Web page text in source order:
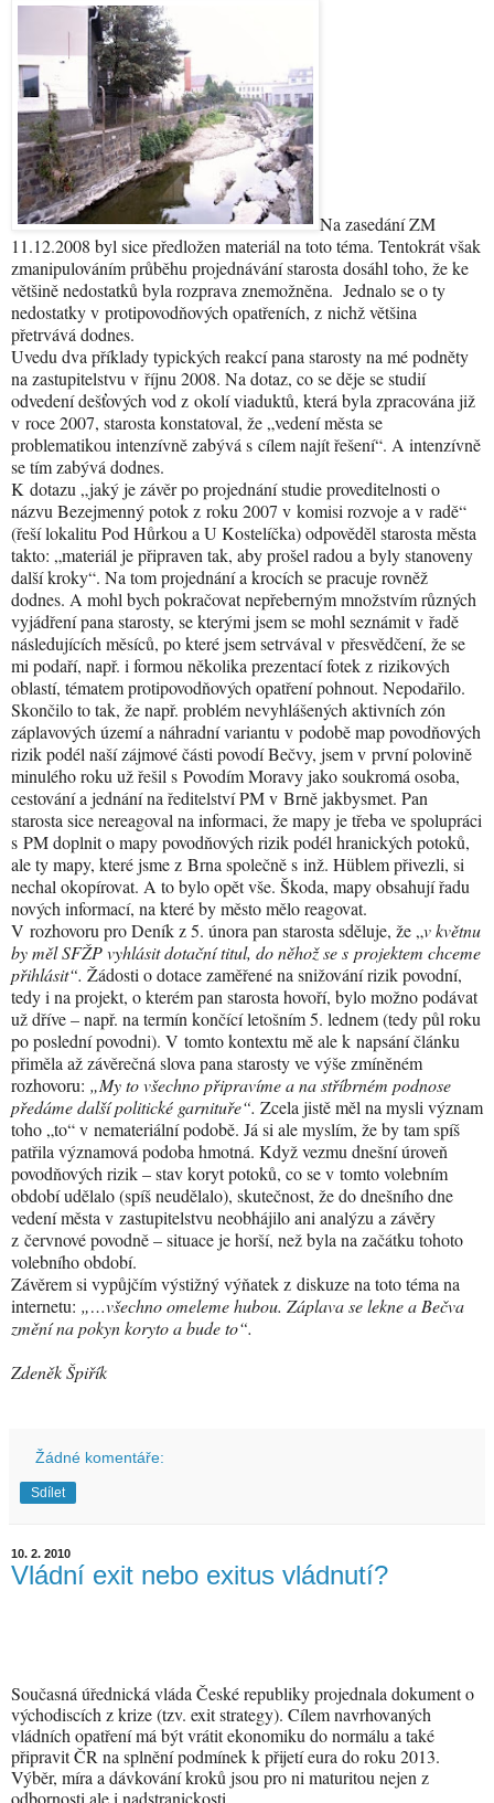
Na zasedání ZM
11.12.2008 byl sice předložen materiál na toto téma. Tentokrát však
zmanipulováním průběhu projednávání starosta dosáhl toho, že ke
většině nedostatků byla rozprava znemožněna. Jednalo se o ty
nedostatky v protipovodňových opatřeních, z nichž většina
přetrvává dodnes.
Uvedu dva příklady typických reakcí pana starosty na mé podněty
na zastupitelstvu v říjnu 2008. Na dotaz, co se děje se studií
odvedení dešťových vod z okolí viaduktů, která byla zpracována již
v roce 2007, starosta konstatoval, že „vedení města se
problematikou intenzívně zabývá s cílem najít řešení“. A intenzívně
se tím zabývá dodnes.
K dotazu „jaký je závěr po projednání studie proveditelnosti o
názvu Bezejmenný potok z roku 2007 v komisi rozvoje a v radě“
(řeší lokalitu Pod Hůrkou a U Kostelíčka) odpověděl starosta města
takto: „materiál je připraven tak, aby prošel radou a byly stanoveny
další kroky“. Na tom projednání a krocích se pracuje rovněž
dodnes. A mohl bych pokračovat nepřeberným množstvím různých
vyjádření pana starosty, se kterými jsem se mohl seznámit v řadě
následujících měsíců, po které jsem setrvával v přesvědčení, že se
mi podaří, např. i formou několika prezentací fotek z rizikových
oblastí, tématem protipovodňových opatření pohnout. Nepodařilo.
Skončilo to tak, že např. problém nevyhlášených aktivních zón
záplavových území a náhradní variantu v podobě map povodňových
rizik podél naší zájmové části povodí Bečvy, jsem v první polovině
minulého roku už řešil s Povodím Moravy jako soukromá osoba,
cestování a jednání na ředitelství PM v Brně jakbysmet. Pan
starosta sice nereagoval na informaci, že mapy je třeba ve spolupráci
s PM doplnit o mapy povodňových rizik podél hranických potoků,
ale ty mapy, které jsme z Brna společně s inž. Hüblem přivezli, si
nechal okopírovat. A to bylo opět vše. Škoda, mapy obsahují řadu
nových informací, na které by město mělo reagovat.
V rozhovoru pro Deník z 5. února pan starosta sděluje, že „v květnu
by měl SFŽP vyhlásit dotační titul, do něhož se s projektem chceme
přihlásit“. Žádosti o dotace zaměřené na snižování rizik povodní,
tedy i na projekt, o kterém pan starosta hovoří, bylo možno podávat
už dříve – např. na termín končící letošním 5. lednem (tedy půl roku
po poslední povodni). V tomto kontextu mě ale k napsání článku
přiměla až závěrečná slova pana starosty ve výše zmíněném
rozhovoru: „My to všechno připravíme a na stříbrném podnose
předáme další politické garnituře“. Zcela jistě měl na mysli význam
toho „to“ v nemateriální podobě. Já si ale myslím, že by tam spíš
patřila významová podoba hmotná. Když vezmu dnešní úroveň
povodňových rizik – stav koryt potoků, co se v tomto volebním
období udělalo (spíš neudělalo), skutečnost, že do dnešního dne
vedení města v zastupitelstvu neobhájilo ani analýzu a závěry
z červnové povodně – situace je horší, než byla na začátku tohoto
volebního období.
Závěrem si vypůjčím výstižný výňatek z diskuze na toto téma na
internetu: „…všechno omeleme hubou. Záplava se lekne a Bečva
změní na pokyn koryto a bude to“.
Zdeněk Špiřík
Žádné komentáře:
Sdílet
10. 2. 2010
Vládní exit nebo exitus vládnutí?
Současná úřednická vláda České republiky projednala dokument o
východiscích z krize (tzv. exit strategy). Cílem navrhovaných
vládních opatření má být vrátit ekonomiku do normálu a také
připravit ČR na splnění podmínek k přijetí eura do roku 2013.
Výběr, míra a dávkování kroků jsou pro ni maturitou nejen z
odbornosti ale i nadstranickosti.